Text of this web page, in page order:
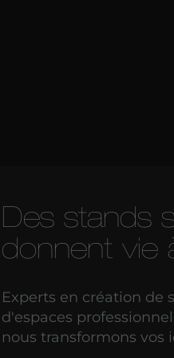
Des stands
donnent vie
Experts en création de
d'espaces
nous transformons vos